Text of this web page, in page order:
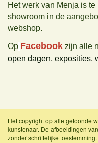
Het werk van Menja is
showroom in de
webshop.
Op Facebook zijn alle
open dagen, exposities,
Het copyright op alle getoonde
kunstenaar. De afbeeldingen
zonder schriftelijke toestemming.